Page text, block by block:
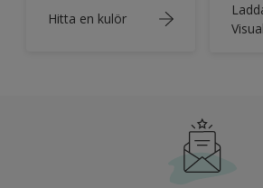
Hitta en kulör